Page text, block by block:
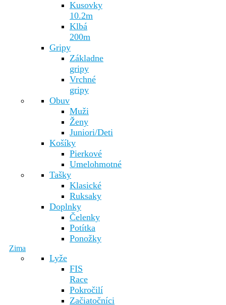
Kusovky
10.2m
Klbá
200m
Gripy
Základne
gripy
Vrchné
gripy
Obuv
Muži
Ženy
Juniori/Deti
Košíky
Pierkové
Umelohmotné
Tašky
Klasické
Ruksaky
Doplnky
Čelenky
Potítka
Ponožky
Zima
Lyže
FIS
Race
Pokročilí
Začiatočníci